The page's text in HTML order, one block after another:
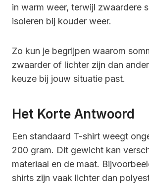
in warm weer, terwijl zwaardere
isoleren bij kouder weer.
Zo kun je begrijpen waarom
zwaarder of lichter zijn dan
keuze bij jouw situatie past.
Het Korte Antwoord
Een standaard T-shirt weegt
200 gram. Dit gewicht kan
materiaal en de maat.
shirts zijn vaak lichter dan